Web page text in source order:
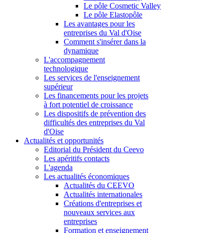
Le pôle Cosmetic Valley
Le pôle Elastopôle
Les avantages pour les
entreprises du Val d'Oise
Comment s'insérer dans la
dynamique
L'accompagnement
technologique
Les services de l'enseignement
supérieur
Les financements pour les projets
à fort potentiel de croissance
Les dispositifs de prévention des
difficultés des entreprises du Val
d'Oise
Actualités et opportunités
Editorial du Président du Ceevo
Les apéritifs contacts
L'agenda
Les actualités économiques
Actualités du CEEVO
Actualités internationales
Créations d'entreprises et
nouveaux services aux
entreprises
Formation et enseignement